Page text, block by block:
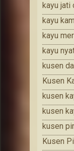
kayu jati
kayu
kayu
kayu
kusen
Kusen
kusen
kusen
kusen
Kusen